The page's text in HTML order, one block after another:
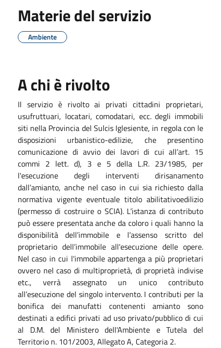
Materie del servizio
Ambiente
A chi è rivolto
Il servizio è rivolto ai privati cittadini proprietari,
usufruttuari, locatari, comodatari, ecc. degli immobili
siti nella Provincia del Sulcis Iglesiente, in regola con le
disposizioni urbanistico-edilizie, che presentino
comunicazione di avvio dei lavori di cui all’art. 15
commi 2 lett. d), 3 e 5 della L.R. 23/1985, per
l'esecuzione degli interventi dirisanamento
dall’amianto, anche nel caso in cui sia richiesto dalla
normativa vigente eventuale titolo abilitativoedilizio
(permesso di costruire o SCIA). L’istanza di contributo
può essere presentata anche da coloro i quali hanno la
disponibilità dell’immobile e l’assenso scritto del
proprietario dell’immobile all'esecuzione delle opere.
Nel caso in cui l'immobile appartenga a più proprietari
ovvero nel caso di multiproprietà, di proprietà indivise
etc., verrà assegnato un unico contributo
all’esecuzione del singolo intervento. I contributi per la
bonifica dei manufatti contenenti amianto sono
destinati a edifici privati ad uso privato/pubblico di cui
al D.M. del Ministero dell'Ambiente e Tutela del
Territorio n. 101/2003, Allegato A, Categoria 2.